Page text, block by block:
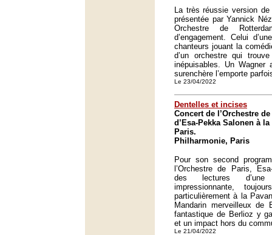
La très réussie version
présentée par Yannick
Orchestre de
d’engagement. Celui
chanteurs jouant la
d’un orchestre qui
inépuisables. Un Wagner
surenchère l’emporte
Le 23/04/2022
Dentelles et incises
Concert de l’Orchestre
d’Esa-Pekka Salonen à
Paris.
Philharmonie, Paris
Pour son second
l’Orchestre de Paris,
des lectures d’une
impressionnante,
particulièrement à la
Mandarin merveilleux de
fantastique de Berlioz y
et un impact hors du
Le 21/04/2022